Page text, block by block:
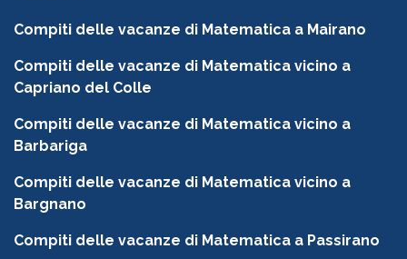
Compiti delle vacanze di Matematica a Mairano
Compiti delle vacanze di Matematica vicino a
Capriano del Colle
Compiti delle vacanze di Matematica vicino a
Barbariga
Compiti delle vacanze di Matematica vicino a
Bargnano
Compiti delle vacanze di Matematica a Passirano